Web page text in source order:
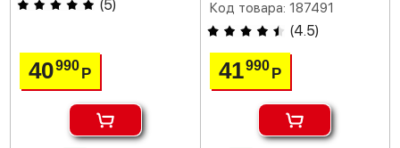
(5)
40990Р
Код товара: 187491
(4.5)
41990 Р